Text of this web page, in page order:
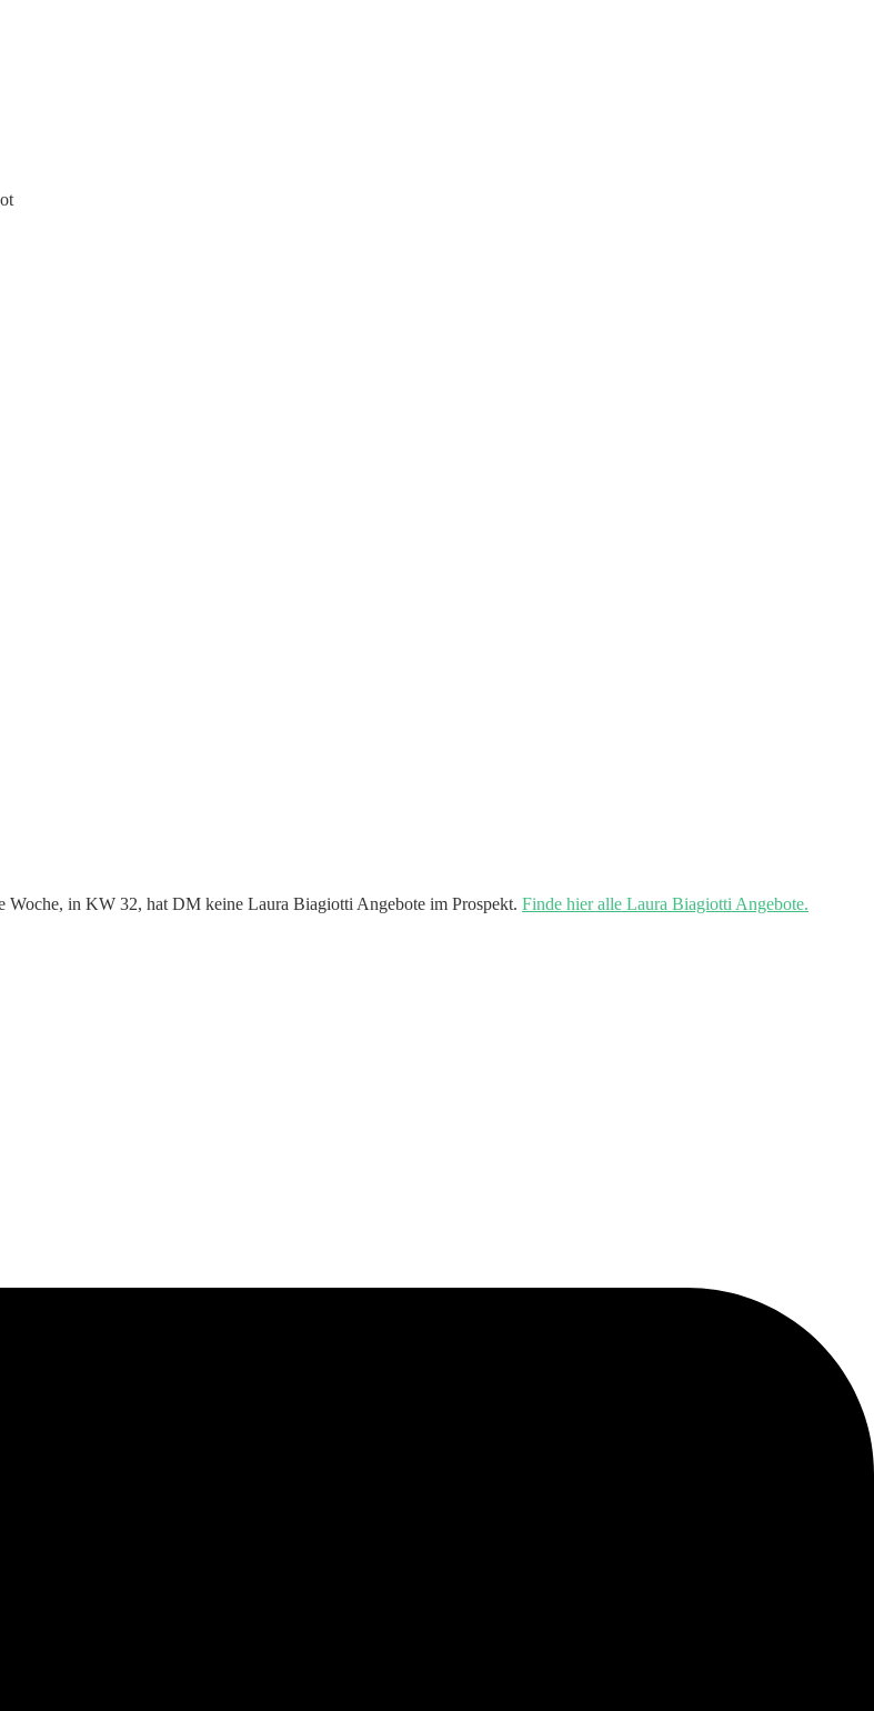
Woche, in KW 32, hat DM keine Laura Biagiotti Angebote im Prospekt. Finde hier alle Laura Biagiotti Angebote.